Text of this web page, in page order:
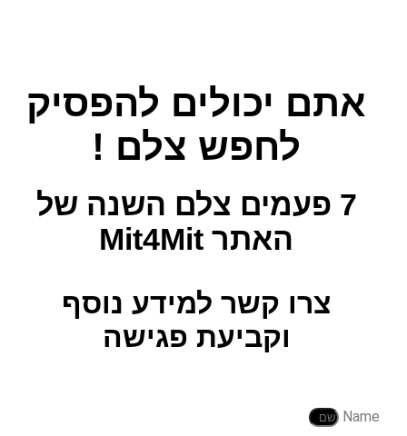
אתם יכולים להפסיק
לחפש צלם !
7 פעמים צלם השנה
של
האתר Mit4Mit
צרו קשר למידע נוסף
וקביעת פגישה
Name